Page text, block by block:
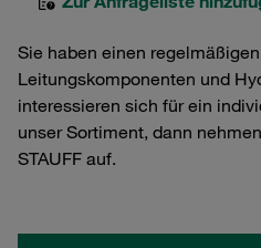
Sie haben einen
Leitungskomponenten und
interessieren sich für ein
unser Sortiment, dann
STAUFF auf.